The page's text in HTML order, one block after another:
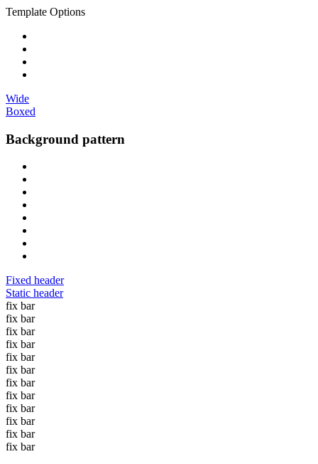
Template Options
Wide
Boxed
Background pattern
Fixed header
Static header
fix bar
fix bar
fix bar
fix bar
fix bar
fix bar
fix bar
fix bar
fix bar
fix bar
fix bar
fix bar